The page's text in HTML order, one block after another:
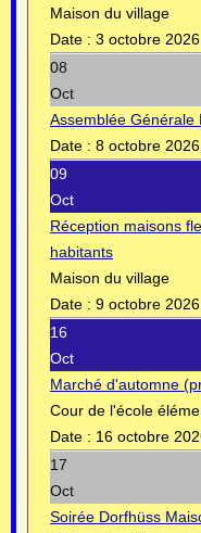
Maison du village
Date : 3 octobre
08
Oct
Assemblée Générale
Date : 8 octobre
09
Oct
Réception maisons
habitants
Maison du village
Date : 9 octobre
16
Oct
Marché d'automne
Cour de l'école
Date : 16 octobre
17
Oct
Soirée Dorfhüss